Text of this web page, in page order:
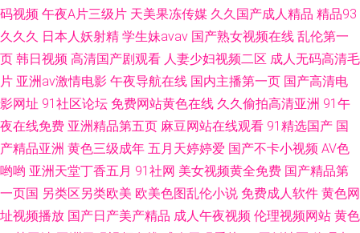
码视频 午夜A片三级片 天美果冻传媒 久久国产成人精品 精品93
久久久 日本人妖射精 学生妹avav 国产熟女视频在线 乱伦第一
页 韩日视频 高清国产剧观看 人妻少妇视频二区 成人无码高清毛
片 亚洲av激情电影 午夜导航在线 国内主播第一页 国产高清电
影网址 91社区论坛 免费网站黄色在线 久久偷拍高清亚洲 91午
夜在线免费 亚洲精品第五页 麻豆网站在线观看 91精选国产 国
产精品亚洲 黄色三级成年 五月天婷婷爱 国产不卡小视频 AV色
哟哟 亚洲天堂丁香五月 91社网 美女视频黄全免费 国产精品第
一页国 另类区另类欧美 欧美色图乱伦小说 免费成人软件 黄色网
址视频播放 国产日产美产精品 成人午夜视频 伦理视频网站 黄色